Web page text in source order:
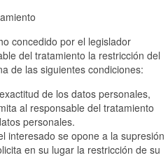
concedido por el legislador
del tratamiento la restricción del
de las siguientes condiciones:
de los datos personales,
al responsable del tratamiento
personales.
interesado se opone a la supresión
en su lugar la restricción de su